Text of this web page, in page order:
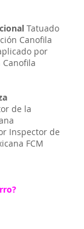
Tatuado
Canofila
por
de la
Inspector de
FCM